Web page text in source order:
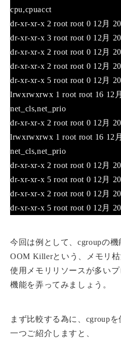
cpu,cpuacct
dr-xr-xr-x 2 root root 0 12月
dr-xr-xr-x 3 root root 0 12月
dr-xr-xr-x 2 root root 0 12月
dr-xr-xr-x 2 root root 0 12月
dr-xr-xr-x 5 root root 0 12月
lrwxrwxrwx 1 root root 16 12
net_cls,net_prio
dr-xr-xr-x 2 root root 0 12月
lrwxrwxrwx 1 root root 16 12
net_cls,net_prio
dr-xr-xr-x 2 root root 0 12月
dr-xr-xr-x 5 root root 0 12月
dr-xr-xr-x 2 root root 0 12月
dr-xr-xr-x 5 root root 0 12月
今回は例として、cgroupの機
OOM Killerという、メモリ枯
使用メモリリソースが多い
機能を弄ってみましょう。
まず比較する為に、cgroup
一つご紹介しますと、